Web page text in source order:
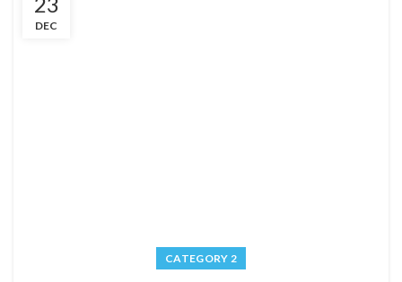
DEC
CATEGORY 2